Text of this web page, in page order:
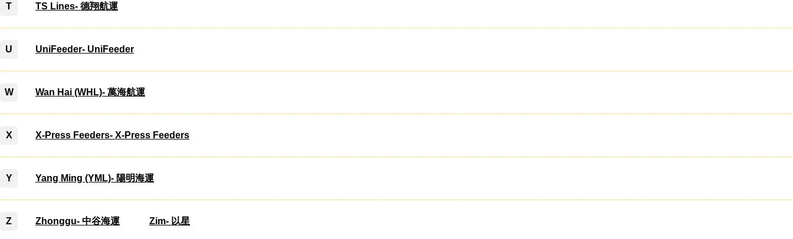
T TS Lines- 德翔航運
U UniFeeder- UniFeeder
W Wan Hai (WHL)- 萬海航運
X X-Press Feeders- X-Press Feeders
Y Yang Ming (YML)- 陽明海運
Z Zhonggu- 中谷海運 Zim- 以星